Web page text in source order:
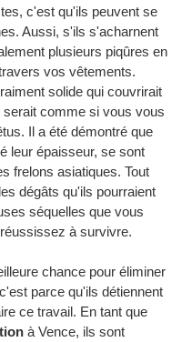
c'est qu'ils peuvent se
Aussi, s'ils s'acharnent
plusieurs piqûres en
vos vêtements.
solide qui couvrirait
comme si vous vous
Il a été démontré que
leur épaisseur, se sont
frelons asiatiques. Tout
dégâts qu'ils pourraient
séquelles que vous
à survivre.
chance pour éliminer
parce qu'ils détiennent
ce travail. En tant que
à Vence, ils sont